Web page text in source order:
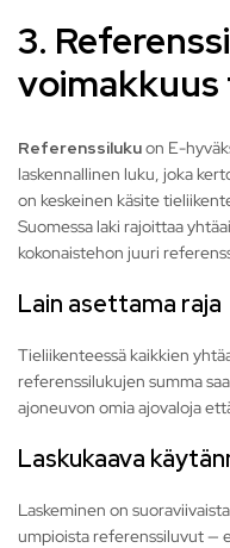
3.
voimakkuus
Referenssilukuon E-
laskennallinen luku, joka
on keskeinen käsite
Suomessa laki rajoittaa
kokonaistehon juuri
Lain asettama raja
Tieliikenteessä kaikkien
referenssilukujen summa
ajoneuvon omia ajovaloja
Laskukaava
Laskeminen on
umpioista referenssiluvut —